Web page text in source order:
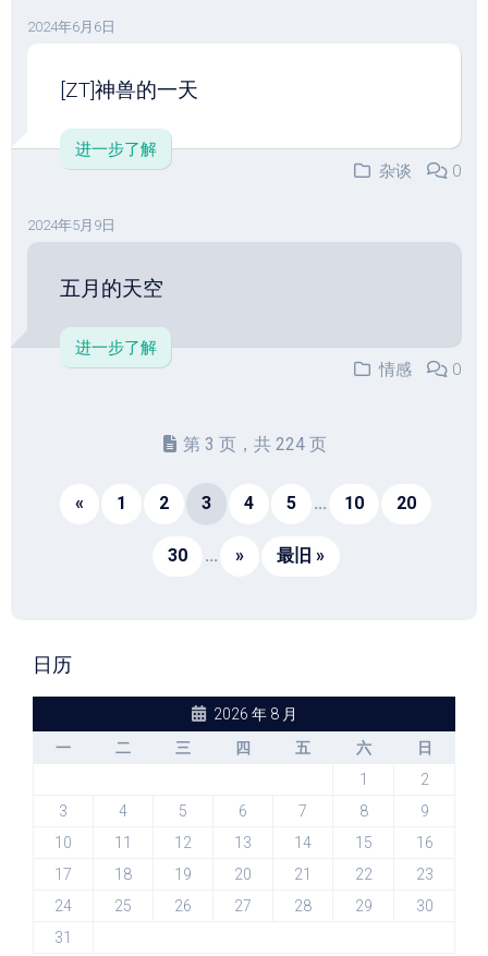
2024年6月6日
[ZT]神兽的一天
进一步了解
杂谈
0
2024年5月9日
五月的天空
进一步了解
情感
0
第 3 页，共 224 页
« 1 2 3 4 5 ... 10 20
30 ... » 最旧 »
日历
2026 年 8 月
一
二 三 四 五 六
日
1
2
3
4 5 6 7 8
9
10
11 12 13 14 15
16
17
18 19 20 21 22
23
24
25 26 27 28 29
30
31